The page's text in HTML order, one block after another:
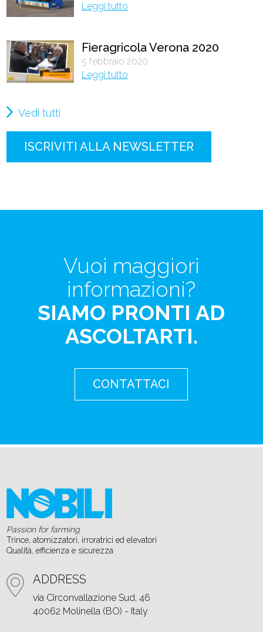
Leggi tutto
Fieragricola Verona 2020
5 febbraio 2020
Leggi tutto
Vedi tutti
ISCRIVITI ALLA NEWSLETTER
Vuoi maggiori
informazioni?
SIAMO PRONTI AD
ASCOLTARTI.
CONTATTACI
Passion for farming
Trince, atomizzatori, irroratrici ed elevatori
Qualità, efficienza e sicurezza
ADDRESS
via Circonvallazione Sud, 46
40062 Molinella (BO) - Italy